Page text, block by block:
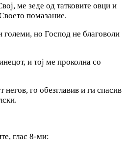
ме зеде од татковите овци и
помазание.
големи, но Господ не благоволи
и тој ме проколна co
го обезглавив и ги спасив
глас 8-ми: